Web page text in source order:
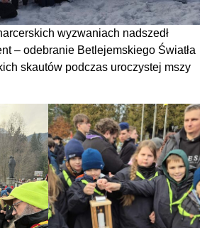
wyzwaniach nadszedł
– odebranie Betlejemskiego Światła
skautów podczas uroczystej mszy